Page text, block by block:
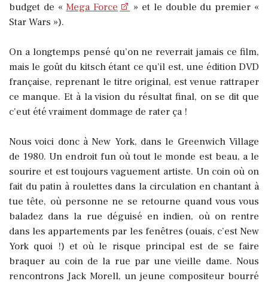
budget de « Mega Force
» et le double du premier «
Star Wars »).
On a longtemps pensé qu’on ne reverrait jamais ce film,
mais le goût du kitsch étant ce qu’il est, une édition DVD
française, reprenant le titre original, est venue rattraper
ce manque. Et à la vision du résultat final, on se dit que
c'eut été vraiment dommage de rater ça !
Nous voici donc à New York, dans le Greenwich Village
de 1980. Un endroit fun où tout le monde est beau, a le
sourire et est toujours vaguement artiste. Un coin où on
fait du patin à roulettes dans la circulation en chantant à
tue tête, où personne ne se retourne quand vous vous
baladez dans la rue déguisé en indien, où on rentre
dans les appartements par les fenêtres (ouais, c’est New
York quoi !) et où le risque principal est de se faire
braquer au coin de la rue par une vieille dame. Nous
rencontrons Jack Morell, un jeune compositeur bourré